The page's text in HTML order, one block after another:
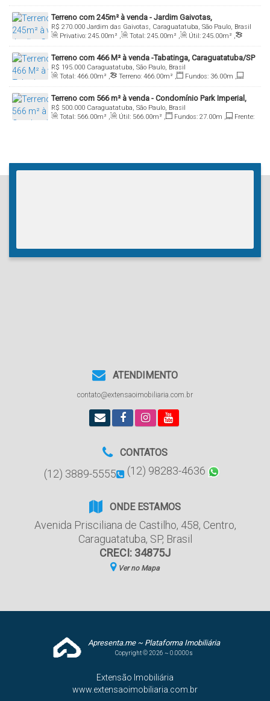
Terreno: 640.00m² , Comprimento: 40.00m
Terreno com 245m² à venda - Jardim Gaivotas,
Caraguatatuba/SP
R$ 270.000 Jardim das Gaivotas, Caraguatatuba, São Paulo, Brasil
Privativo: 245.00m² , Total: 245.00m² , Útil: 245.00m² ,
Terreno: 245.00m² , Comprimento: 35.00m , Fundos: 7.00m ,
Frente: 7.00m , Lado Direito: 35 .00m , Lado Esquerdo: 35.00m
Terreno com 466 M² à venda -Tabatinga, Caraguatatuba/SP
R$ 195.000 Caraguatatuba, São Paulo, Brasil
Total: 466.00m² , Terreno: 466.00m² , Fundos: 36.00m ,
Frente: 12.00m
Terreno com 566 m² à venda - Condomínio Park Imperial,
Massaguaçu, Caraguatatuba/SP
R$ 500.000 Caraguatatuba, São Paulo, Brasil
Total: 566.00m² , Útil: 566.00m² , Fundos: 27.00m ,
Frente:
ATENDIMENTO
contato@extensaoimobiliaria.com.br
CONTATOS
(12) 3889-5555 (12) 98283-4636
ONDE ESTAMOS
Avenida Prisciliana de Castilho, 458, Centro,
Caraguatatuba, SP, Brasil
CRECI: 34875J
Ver no Mapa
Apresenta.me ~ Plataforma Imobiliária
Copyright © 2026 ~ 0.0000s
Extensão Imobiliária
www.extensaoimobiliaria.com.br